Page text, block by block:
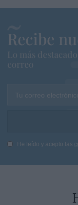
Recibe
Lo más
correo
Tu correo
He leído y acepto las